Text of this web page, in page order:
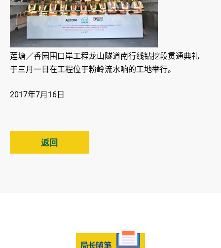
莲塘／香园围口岸工程龙山隧道南行线钻挖段贯通典礼
于三月一日在工程位于粉岭流水响的工地举行。
2017年7月16日
返回